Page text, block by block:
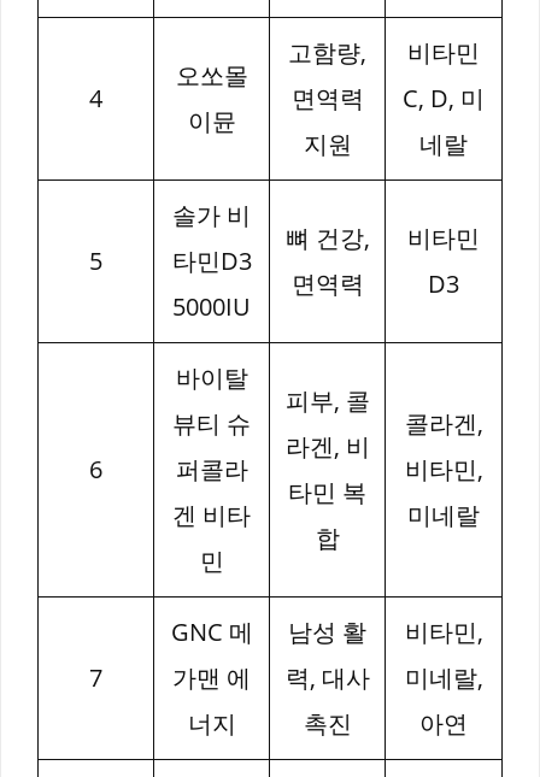
4
오쏘몰
이뮨
고함량,
면역력
지원
비타민
C, D, 미
네랄
5
솔가 비
타민D3
5000IU
뼈 건강,
면역력
비타민
D3
6
바이탈
뷰티 슈
퍼콜라
겐 비타
민
피부, 콜
라겐, 비
타민 복
합
콜라겐,
비타민,
미네랄
7
GNC 메
가맨 에
너지
남성 활
력, 대사
촉진
비타민,
미네랄,
아연